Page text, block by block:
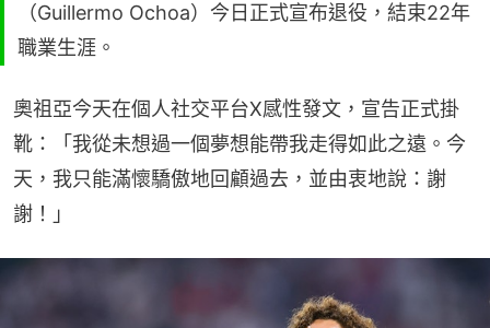
（Guillermo Ochoa）今日正式宣布退役，結束22年
職業生涯。
奧祖亞今天在個人社交平台X感性發文，宣告正式掛
靴：「我從未想過一個夢想能帶我走得如此之遠。今
天，我只能滿懷驕傲地回顧過去，並由衷地說：謝
謝！」